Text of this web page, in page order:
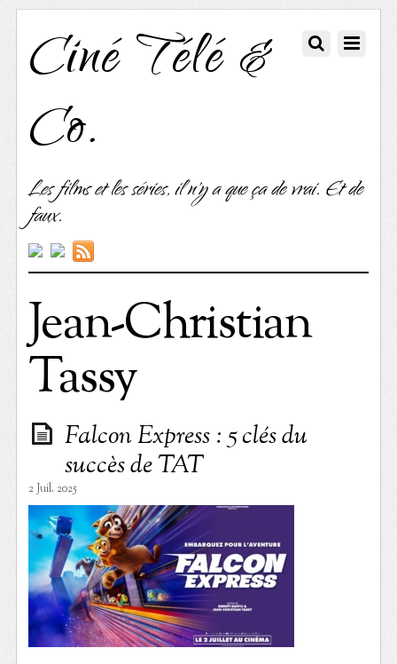
Ciné Télé &
Co.
Les films et les séries, il n'y a que ça de vrai. Et de
faux.
Jean-Christian
Tassy
Falcon Express : 5 clés du
succès de TAT
2 Juil. 2025